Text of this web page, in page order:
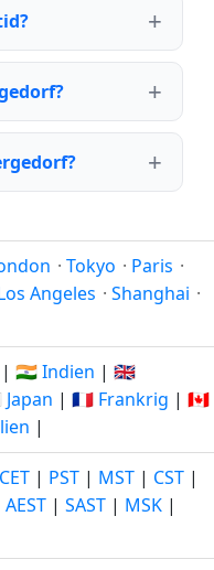
· Tokyo · Paris ·
Angeles · Shanghai ·
| 🇮🇳 Indien | 🇬🇧
Japan | 🇫🇷 Frankrig | 🇨🇦
|
CET | PST | MST | CST |
AEST | SAST | MSK |